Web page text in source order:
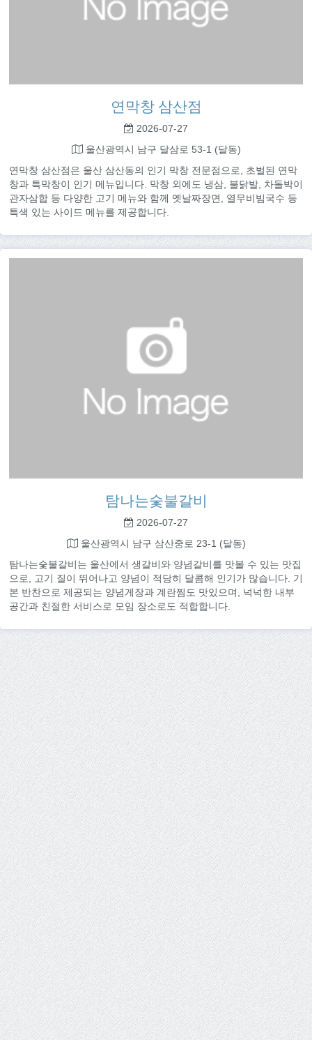
연막창 삼산점
2026-07-27
울산광역시 남구 달삼로 53-1 (달동)
연막창 삼산점은 울산 삼산동의 인기 막창 전문점으로, 초벌된 연막
창과 특막창이 인기 메뉴입니다. 막창 외에도 냉삼, 불닭발, 차돌박이
관자삼합 등 다양한 고기 메뉴와 함께 옛날짜장면, 열무비빔국수 등
특색 있는 사이드 메뉴를 제공합니다.
탐나는숯불갈비
2026-07-27
울산광역시 남구 삼산중로 23-1 (달동)
탐나는숯불갈비는 울산에서 생갈비와 양념갈비를 맛볼 수 있는 맛집
으로, 고기 질이 뛰어나고 양념이 적당히 달콤해 인기가 많습니다. 기
본 반찬으로 제공되는 양념게장과 계란찜도 맛있으며, 넉넉한 내부
공간과 친절한 서비스로 모임 장소로도 적합합니다.